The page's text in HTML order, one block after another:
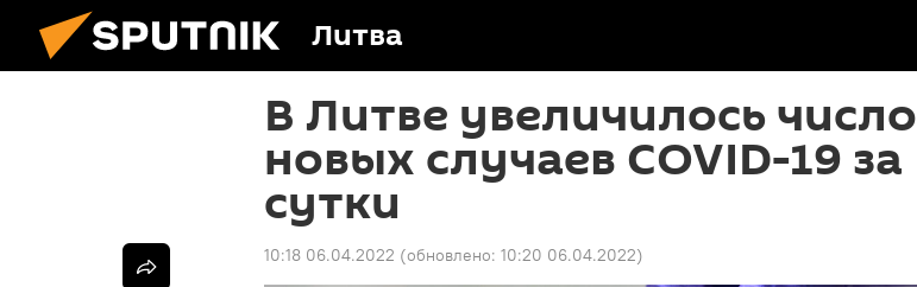
Литва
В Литве увеличилось число
новых случаев COVID-19 за
сутки
10:18 06.04.2022 (обновлено: 10:20 06.04.2022)